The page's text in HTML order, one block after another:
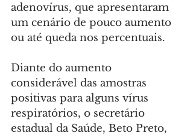
adenovírus, que apresentaram
um cenário de pouco aumento
ou até queda nos percentuais.
Diante do aumento
considerável das amostras
positivas para alguns vírus
respiratórios, o secretário
estadual da Saúde, Beto Preto,